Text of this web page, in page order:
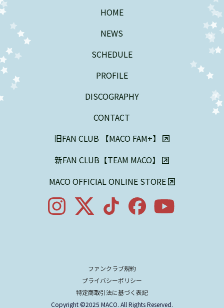
HOME
NEWS
SCHEDULE
PROFILE
DISCOGRAPHY
CONTACT
旧FAN CLUB 【MACO FAM+】
新FAN CLUB【TEAM MACO】
MACO OFFICIAL ONLINE STORE 
ファンクラブ規約
プライバシーポリシー
特定商取引法に基づく表記
Copyright ©2025 MACO. All Rights Reserved.